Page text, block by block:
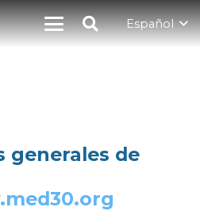
Español
generales de